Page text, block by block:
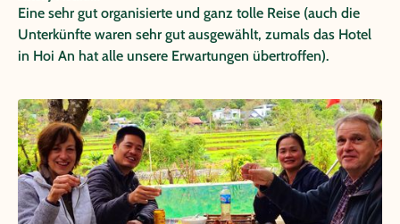
Eine sehr gut organisierte und ganz tolle Reise (auch die
Unterkünfte waren sehr gut ausgewählt, zumals das Hotel
in Hoi An hat alle unsere Erwartungen übertroffen).